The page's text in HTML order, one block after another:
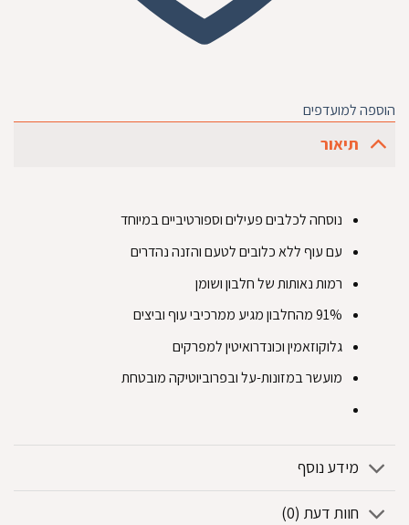
הוספה למועדפים
תיאור
‏נוסחה לכלבים פעילים וספורטיביים במיוחד‏
‏עם עוף ללא כלובים לטעם והזנה נהדרים‏
‏רמות נאותות של חלבון ושומן‏
‏גלוקוזאמין וכונדרואיטין למפרקים‏
‏מועשר במזונות-על ובפרוביוטיקה מובטחת‏
מידע נוסף
חוות דעת (0)